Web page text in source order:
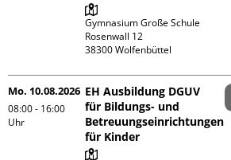
Gymnasium Große Schule
Rosenwall 12
Mo. 10.08.2026
08:00 - 16:00
Uhr
EH Ausbildung DGUV
für Bildungs- und
Betreuungseinrichtungen
für Kinder